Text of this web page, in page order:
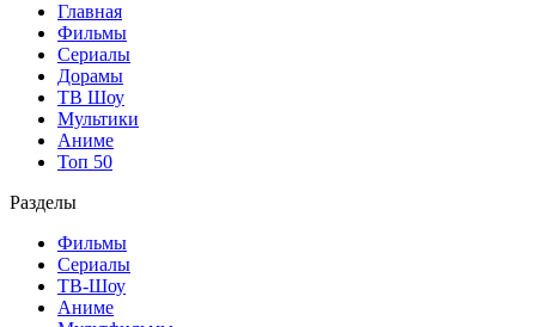
Главная
Фильмы
Сериалы
Дорамы
ТВ Шоу
Мультики
Аниме
Топ 50
Разделы
Фильмы
Сериалы
ТВ-Шоу
Аниме